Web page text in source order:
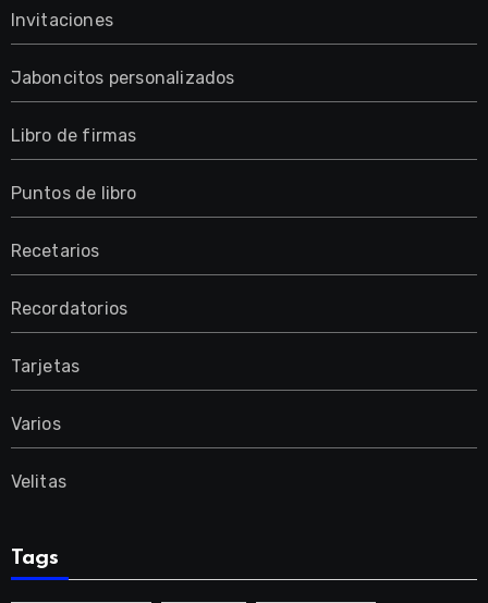
Invitaciones
Jaboncitos personalizados
Libro de firmas
Puntos de libro
Recetarios
Recordatorios
Tarjetas
Varios
Velitas
Tags